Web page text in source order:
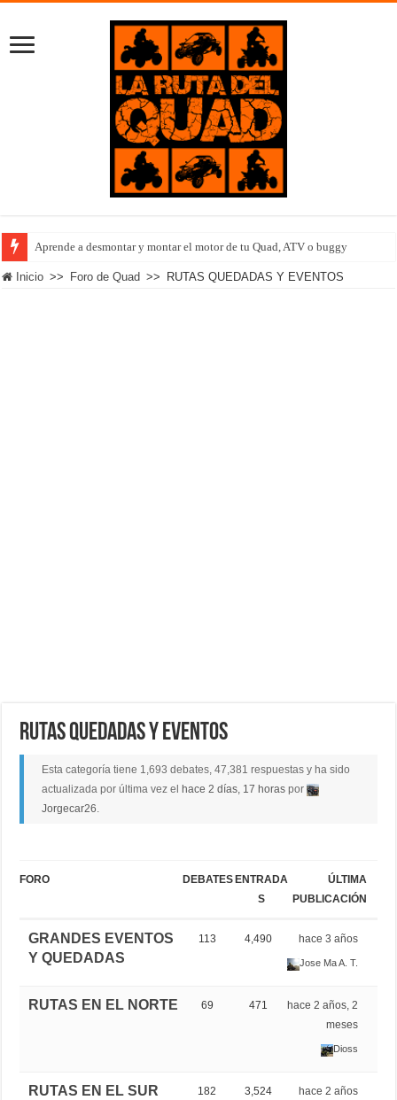
Aprende a desmontar y montar el motor de tu Quad, ATV o buggy
Inicio >> Foro de Quad >> RUTAS QUEDADAS Y EVENTOS
RUTAS QUEDADAS Y EVENTOS
Esta categoría tiene 1,693 debates, 47,381 respuestas y ha sido
actualizada por última vez el
hace 2 días, 17 horaspor
Jorgecar26.
FORO DEBATES ENTRADA
S
ÚLTIMA
PUBLICACIÓN
GRANDES EVENTOS
Y QUEDADAS
113 4,490 hace 3 años
Jose Ma A. T.
RUTAS EN EL NORTE 69 471
hace 2 años, 2
meses
Dioss
RUTAS EN EL SUR 182 3,524 hace 2 años